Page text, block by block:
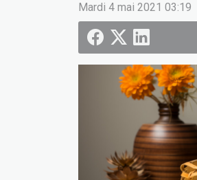
Mardi 4 mai 2021 03:19